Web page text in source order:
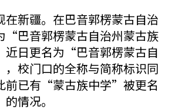
在新疆。在巴音郭楞蒙古自治
“巴音郭楞蒙古自治州蒙古族
日更名为“巴音郭楞蒙古自
校门口的全称与简称标识同
前已有“蒙古族中学”被更名
情况。